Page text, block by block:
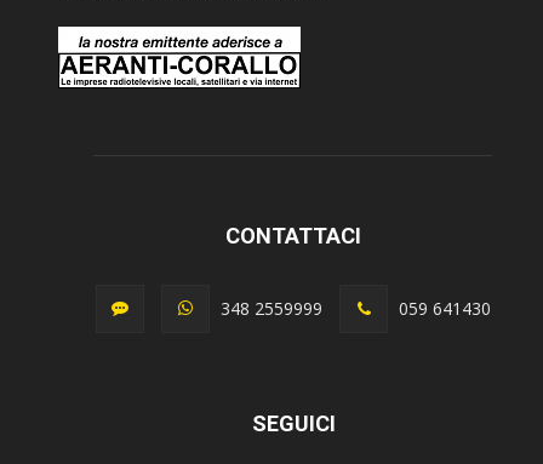
CONTATTACI
348 2559999 059 641430
SEGUICI